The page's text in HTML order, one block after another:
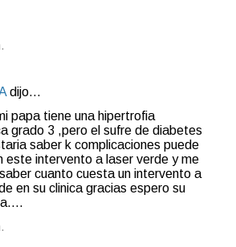
dijo…
papa tiene una hipertrofia
grado 3 ,pero el sufre de diabetes
saber k complicaciones puede
este intervento a laser verde y me
cuanto cuesta un intervento a
en su clinica gracias espero su